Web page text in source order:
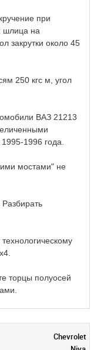
при
шлица на
закрутки около 45
250 кгс м, угол
ВАЗ 21213
1996 года.
мостами" не
торцы полуосей
Chevrolet